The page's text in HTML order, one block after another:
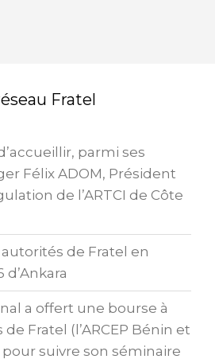
Fratel
parmi ses
Félix ADOM, Président
de l’ARTCI de Côte
de Fratel en
d’Ankara
a offert une bourse à
Fratel (l’ARCEP Bénin et
pour suivre son séminaire